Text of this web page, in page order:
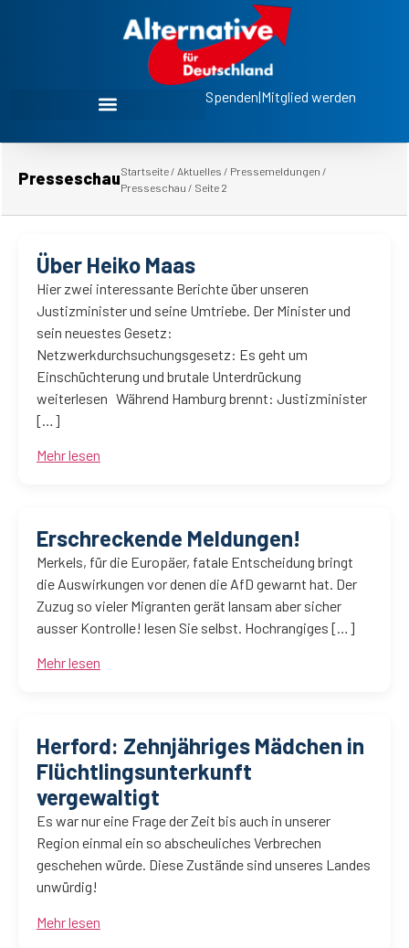
Spenden|Mitglied werden
PresseschauStartseite / Aktuelles / Pressemeldungen /
Presseschau / Seite 2
Über Heiko Maas
Hier zwei interessante Berichte über unseren
Justizminister und seine Umtriebe. Der Minister und
sein neuestes Gesetz:
Netzwerkdurchsuchungsgesetz: Es geht um
Einschüchterung und brutale Unterdrückung
weiterlesen Während Hamburg brennt: Justizminister
[…]
Mehr lesen
Erschreckende Meldungen!
Merkels, für die Europäer, fatale Entscheidung bringt
die Auswirkungen vor denen die AfD gewarnt hat. Der
Zuzug so vieler Migranten gerät lansam aber sicher
ausser Kontrolle! lesen Sie selbst. Hochrangiges […]
Mehr lesen
Herford: Zehnjähriges Mädchen in
Flüchtlingsunterkunft
vergewaltigt
Es war nur eine Frage der Zeit bis auch in unserer
Region einmal ein so abscheuliches Verbrechen
geschehen würde. Diese Zustände sind unseres Landes
unwürdig!
Mehr lesen